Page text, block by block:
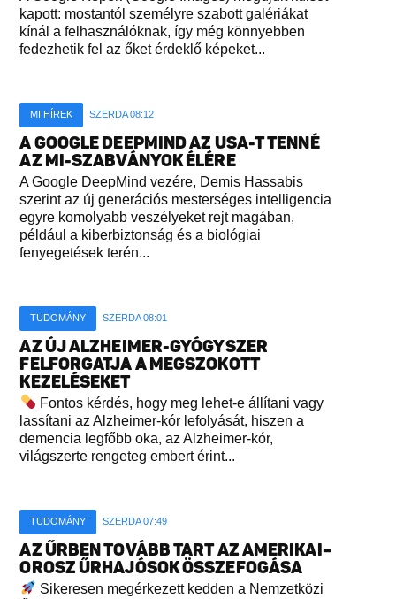
kapott: mostantól személyre szabott galériákat
kínál a felhasználóknak, így még könnyebben
fedezhetik fel az őket érdeklő képeket...
MI HÍREK SZERDA 08:12
A GOOGLE DEEPMIND AZ USA-T TENNÉ
AZ MI-SZABVÁNYOK ÉLÉRE
A Google DeepMind vezére, Demis Hassabis
szerint az új generációs mesterséges intelligencia
egyre komolyabb veszélyeket rejt magában,
például a kiberbiztonság és a biológiai
fenyegetések terén...
TUDOMÁNY SZERDA 08:01
AZ ÚJ ALZHEIMER-GYÓGYSZER
FELFORGATJA A MEGSZOKOTT
KEZELÉSEKET
Fontos kérdés, hogy meg lehet-e állítani vagy
lassítani az Alzheimer-kór lefolyását, hiszen a
demencia legfőbb oka, az Alzheimer-kór,
világszerte rengeteg embert érint...
TUDOMÁNY SZERDA 07:49
AZ ŰRBEN TOVÁBB TART AZ AMERIKAI–
OROSZ ŰRHAJÓSOK ÖSSZEFOGÁSA
Sikeresen megérkezett kedden a Nemzetközi